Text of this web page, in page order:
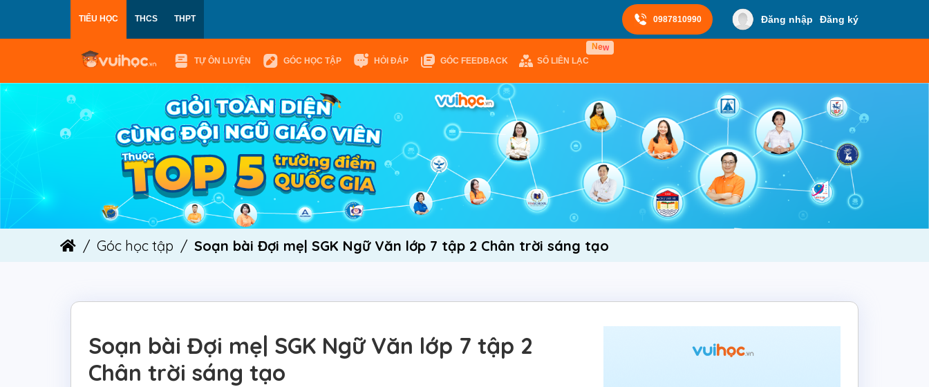
TIỂU HỌC THCS THPT 0987810990 Đăng nhập Đăng ký
TỰ ÔN LUYỆN GÓC HỌC TẬP HỎI ĐÁP GÓC FEEDBACK SỔ LIÊN LẠC
New
Góc học tập Soạn bài Đợi mẹ| SGK Ngữ Văn lớp 7 tập 2 Chân trời sáng tạo
Soạn bài Đợi mẹ| SGK Ngữ Văn lớp 7 tập 2
Chân trời sáng tạo